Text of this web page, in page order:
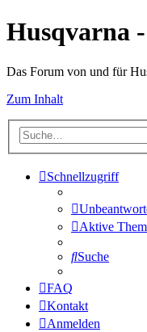
Husqvarna
Das Forum von und für
Zum Inhalt
Schnellzugriff
Aktive
Suche
FAQ
Kontakt
Anmelden